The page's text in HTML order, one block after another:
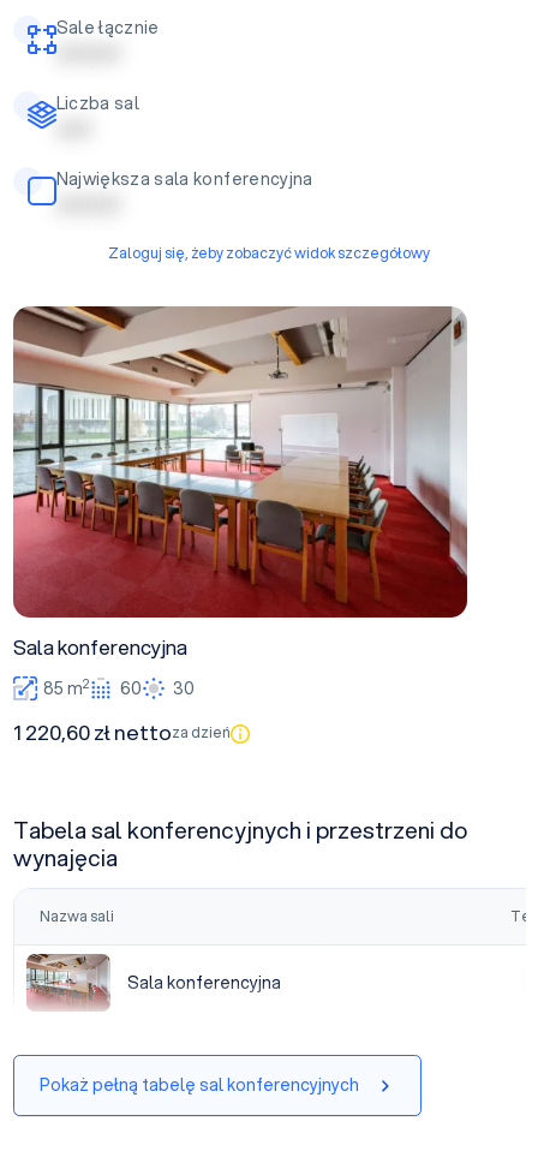
Sale łącznie
| | | | | | | | |
Liczba sal
| | | | |
Największa sala konferencyjna
| | | | | | | | |
Zaloguj się, żeby zobaczyć widok szczegółowy
Sala konferencyjna
Sala konferencyjna
85 m2 60 30
1 220,60 zł nettoza dzień
Tabela sal konferencyjnych i przestrzeni do
wynajęcia
Nazwa sali
Sala konferencyjna
Sala konferencyjna
Pokaż pełną tabelę sal konferencyjnych